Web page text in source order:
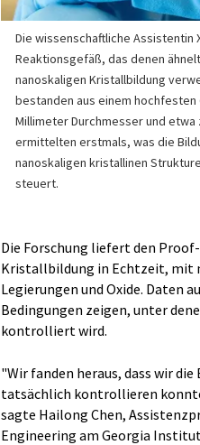
Die wissenschaftliche Assistentin
Reaktionsgefäß, das denen
nanoskaligen Kristallbildung
bestanden aus einem
Millimeter Durchmesser und etwa
ermittelten erstmals, was die
nanoskaligen kristallinen
steuert.
Die Forschung liefert den
Kristallbildung in Echtzeit, mit
Legierungen und Oxide. Daten
Bedingungen zeigen, unter
kontrolliert wird.
"Wir fanden heraus, dass wir
tatsächlich kontrollieren
sagte Hailong Chen,
Engineering am Georgia